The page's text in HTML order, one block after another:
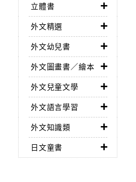
立體書
外文精選
外文幼兒書
外文圖畫書／繪本
外文兒童文學
外文語言學習
外文知識類
日文童書